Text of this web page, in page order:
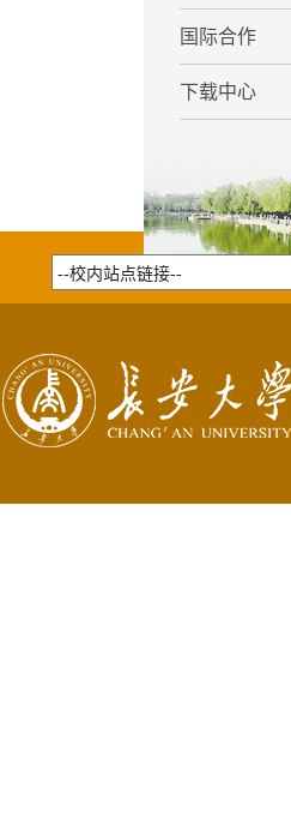
国际合作
下载中心